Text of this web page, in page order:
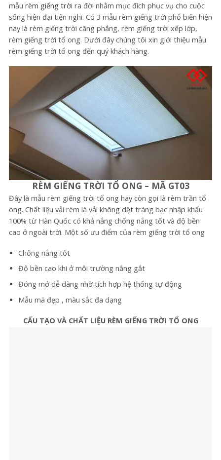
mẫu rèm giếng trời ra đời nhằm mục đích phục vụ cho cuộc
sống hiện đại tiện nghi. Có 3 mẫu rèm giếng trời phổ biến hiện
nay là rèm giếng trời căng phẳng, rèm giếng trời xếp lớp,
rèm giếng trời tổ ong. Dưới đây chúng tôi xin giới thiệu mẫu
rèm giếng trời tổ ong đến quý khách hàng.
RÈM GIẾNG TRỜI TỔ ONG – MÃ GT03
Đây là mẫu rèm giếng trời tổ ong hay còn gọi là rèm trần tổ
ong. Chất liệu vải rèm là vải không dệt tráng bạc nhập khẩu
100% từ Hàn Quốc có khả nắng chống nắng tốt và độ bền
cao ở ngoài trời. Một số ưu điểm của rèm giếng trời tổ ong
Chống nắng tốt
Độ bền cao khi ở môi trường nắng gắt
Đóng mở dễ dàng nhờ tích hợp hệ thống tự động
Mẫu mã đẹp , màu sắc đa dạng
CẤU TẠO VÀ CHẤT LIỆU RÈM GIẾNG TRỜI TỔ ONG